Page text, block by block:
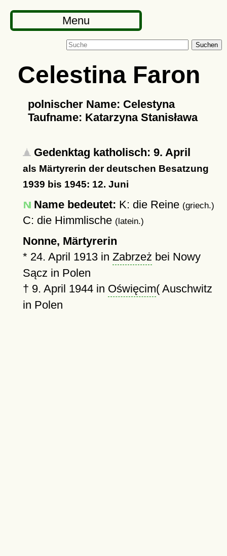
Menu
Suchen
Celestina Faron
polnischer Name: Celestyna
Taufname: Katarzyna Stanisława
Gedenktag katholisch: 9. April
als Märtyrerin der deutschen Besatzung
1939 bis 1945: 12. Juni
Name bedeutet: K: die Reine (griech.)
C: die Himmlische (latein.)
Nonne, Märtyrerin
* 24. April 1913in Zabrzeż bei Nowy
Sącz in Polen
† 9. April 1944in Oświęcim( Auschwitz
in Polen